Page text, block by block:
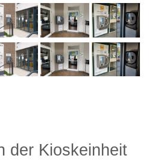
der Kioskeinheit